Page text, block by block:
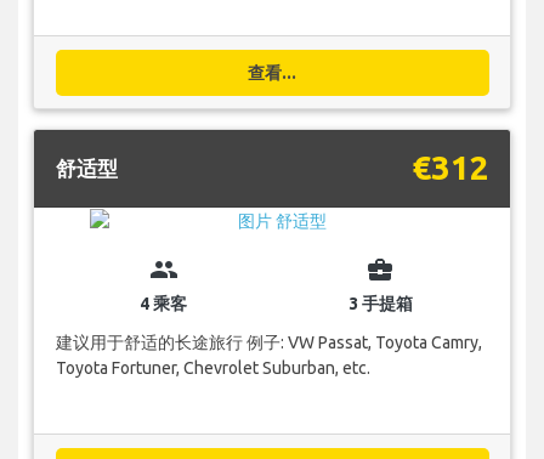
查看...
舒适型 €312
group
4 乘客
business_center
3 手提箱
建议用于舒适的长途旅行 例子: VW Passat, Toyota Camry,
Toyota Fortuner, Chevrolet Suburban, etc.